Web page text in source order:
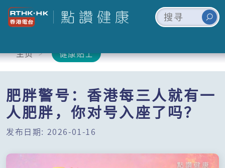
主页 健康贴士
肥胖警号：香港每三人就有一
人肥胖，你对号入座了吗？
发布日期: 2026-01-16